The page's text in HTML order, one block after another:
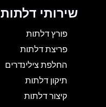
שירותי דלתות
פורץ דלתות
פריצת דלתות
החלפת צילינדרים
תיקון דלתות
קיצור דלתות